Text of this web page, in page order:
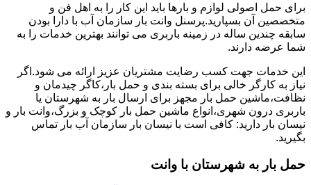
برای حمل اصولی لوازم و بارها باید این کار را به اهل فن و
متخصصین آن بسپارید.پرسنل وانت بار سازمان آب با دارا بودن
سابقه چندین ساله در زمینه باربری می توانند بهترین خدمات را به
شما عرضه دارند.
این خدمات جهت کسب رضایت مشتریان عزیز ارائه می شود.اگر
نیاز به کارگر خالی برای بسته بندی و حمل بار،کاگر چیدمان و
نظافت،ماشین حمل بار مجهز برای ارسال بار به شهرستان یا
باربری درون شهری،انواع ماشین حمل بار کوچک و بزرگ،وانت بار و
نیسان بار دارید: کافی است با نیسان بار سازمان آب بار تماس
بگیرید.
حمل بار به شهرستان با وانت